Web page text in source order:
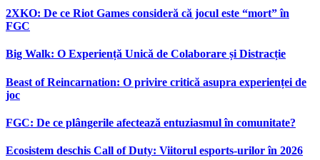
2XKO: De ce Riot Games consideră că jocul este “mort” în
FGC
Big Walk: O Experiență Unică de Colaborare și Distracție
Beast of Reincarnation: O privire critică asupra experienței de
joc
FGC: De ce plângerile afectează entuziasmul în comunitate?
Ecosistem deschis Call of Duty: Viitorul esports-urilor în 2026